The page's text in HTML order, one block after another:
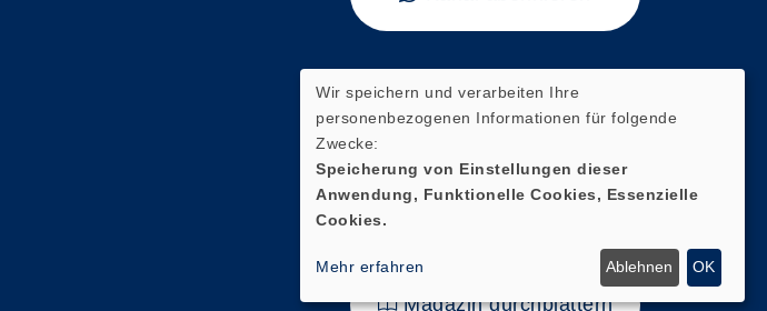
"vhs kompakt"
Hier finden Sie unser aktuelles
Magazin mit direkten
Verlinkungen zur digitalen
Magazin durchblättern
Wir speichern und verarbeiten Ihre
personenbezogenen Informationen für folgende
Zwecke:
Speicherung von Einstellungen dieser
Anwendung, Funktionelle Cookies, Essenzielle
Cookies.
Mehr erfahren Ablehnen OK